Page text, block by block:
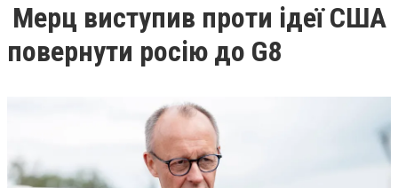
Мерц виступив проти ідеї США
повернути росію до G8